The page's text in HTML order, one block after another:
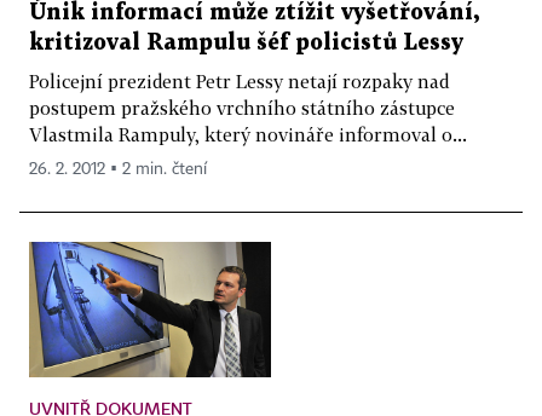
Únik informací může ztížit vyšetřování,
kritizoval Rampulu šéf policistů Lessy
Policejní prezident Petr Lessy netají rozpaky nad
postupem pražského vrchního státního zástupce
Vlastmila Rampuly, který novináře informoval o...
26. 2. 2012 ▪ 2 min. čtení
UVNITŘ DOKUMENT